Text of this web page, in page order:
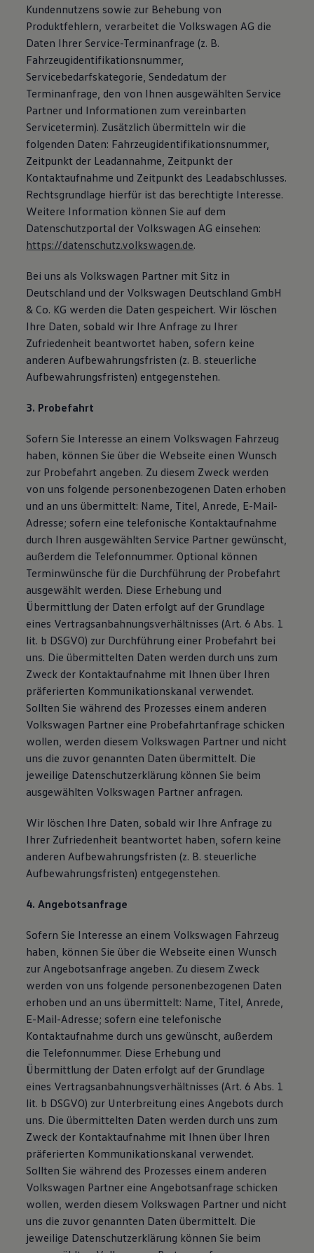
Kundennutzens sowie zur Behebung von
Produktfehlern, verarbeitet die Volkswagen AG die
Daten Ihrer Service-Terminanfrage (z. B.
Fahrzeugidentifikationsnummer,
Servicebedarfskategorie, Sendedatum der
Terminanfrage, den von Ihnen ausgewählten Service
Partner und Informationen zum vereinbarten
Servicetermin). Zusätzlich übermitteln wir die
folgenden Daten: Fahrzeugidentifikationsnummer,
Zeitpunkt der Leadannahme, Zeitpunkt der
Kontaktaufnahme und Zeitpunkt des Leadabschlusses.
Rechtsgrundlage hierfür ist das berechtigte Interesse.
Weitere Information können Sie auf dem
Datenschutzportal der Volkswagen AG einsehen:
https://datenschutz.volkswagen.de.
Bei uns als Volkswagen Partner mit Sitz in
Deutschland und der Volkswagen Deutschland GmbH
& Co. KG werden die Daten gespeichert. Wir löschen
Ihre Daten, sobald wir Ihre Anfrage zu Ihrer
Zufriedenheit beantwortet haben, sofern keine
anderen Aufbewahrungsfristen (z. B. steuerliche
Aufbewahrungsfristen) entgegenstehen.
3. Probefahrt
Sofern Sie Interesse an einem Volkswagen Fahrzeug
haben, können Sie über die Webseite einen Wunsch
zur Probefahrt angeben. Zu diesem Zweck werden
von uns folgende personenbezogenen Daten erhoben
und an uns übermittelt: Name, Titel, Anrede, E-Mail-
Adresse; sofern eine telefonische Kontaktaufnahme
durch Ihren ausgewählten Service Partner gewünscht,
außerdem die Telefonnummer. Optional können
Terminwünsche für die Durchführung der Probefahrt
ausgewählt werden. Diese Erhebung und
Übermittlung der Daten erfolgt auf der Grundlage
eines Vertragsanbahnungsverhältnisses (Art. 6 Abs. 1
lit. b DSGVO) zur Durchführung einer Probefahrt bei
uns. Die übermittelten Daten werden durch uns zum
Zweck der Kontaktaufnahme mit Ihnen über Ihren
präferierten Kommunikationskanal verwendet.
Sollten Sie während des Prozesses einem anderen
Volkswagen Partner eine Probefahrtanfrage schicken
wollen, werden diesem Volkswagen Partner und nicht
uns die zuvor genannten Daten übermittelt. Die
jeweilige Datenschutzerklärung können Sie beim
ausgewählten Volkswagen Partner anfragen.
Wir löschen Ihre Daten, sobald wir Ihre Anfrage zu
Ihrer Zufriedenheit beantwortet haben, sofern keine
anderen Aufbewahrungsfristen (z. B. steuerliche
Aufbewahrungsfristen) entgegenstehen.
4. Angebotsanfrage
Sofern Sie Interesse an einem Volkswagen Fahrzeug
haben, können Sie über die Webseite einen Wunsch
zur Angebotsanfrage angeben. Zu diesem Zweck
werden von uns folgende personenbezogenen Daten
erhoben und an uns übermittelt: Name, Titel, Anrede,
E-Mail-Adresse; sofern eine telefonische
Kontaktaufnahme durch uns gewünscht, außerdem
die Telefonnummer. Diese Erhebung und
Übermittlung der Daten erfolgt auf der Grundlage
eines Vertragsanbahnungsverhältnisses (Art. 6 Abs. 1
lit. b DSGVO) zur Unterbreitung eines Angebots durch
uns. Die übermittelten Daten werden durch uns zum
Zweck der Kontaktaufnahme mit Ihnen über Ihren
präferierten Kommunikationskanal verwendet.
Sollten Sie während des Prozesses einem anderen
Volkswagen Partner eine Angebotsanfrage schicken
wollen, werden diesem Volkswagen Partner und nicht
uns die zuvor genannten Daten übermittelt. Die
jeweilige Datenschutzerklärung können Sie beim